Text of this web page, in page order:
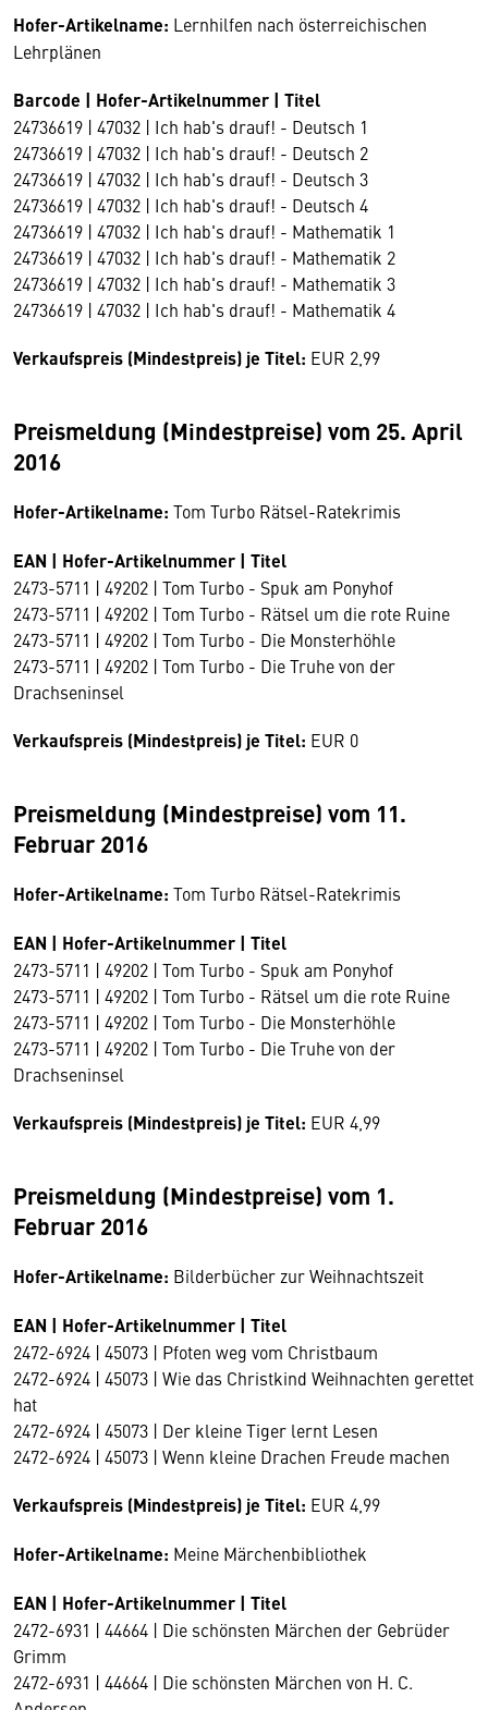
Hofer-Artikelname: Lernhilfen nach österreichischen
Lehrplänen
Barcode | Hofer-Artikelnummer | Titel
24736619 | 47032 | Ich hab's drauf! - Deutsch 1
24736619 | 47032 | Ich hab's drauf! - Deutsch 2
24736619 | 47032 | Ich hab's drauf! - Deutsch 3
24736619 | 47032 | Ich hab's drauf! - Deutsch 4
24736619 | 47032 | Ich hab's drauf! - Mathematik 1
24736619 | 47032 | Ich hab's drauf! - Mathematik 2
24736619 | 47032 | Ich hab's drauf! - Mathematik 3
24736619 | 47032 | Ich hab's drauf! - Mathematik 4
Verkaufspreis (Mindestpreis) je Titel: EUR 2,99
Preismeldung (Mindestpreise) vom 25. April
2016
Hofer-Artikelname: Tom Turbo Rätsel-Ratekrimis
EAN | Hofer-Artikelnummer | Titel
2473-5711 | 49202 | Tom Turbo - Spuk am Ponyhof
2473-5711 | 49202 | Tom Turbo - Rätsel um die rote Ruine
2473-5711 | 49202 | Tom Turbo - Die Monsterhöhle
2473-5711 | 49202 | Tom Turbo - Die Truhe von der
Drachseninsel
Verkaufspreis (Mindestpreis) je Titel: EUR 0
Preismeldung (Mindestpreise) vom 11.
Februar 2016
Hofer-Artikelname: Tom Turbo Rätsel-Ratekrimis
EAN | Hofer-Artikelnummer | Titel
2473-5711 | 49202 | Tom Turbo - Spuk am Ponyhof
2473-5711 | 49202 | Tom Turbo - Rätsel um die rote Ruine
2473-5711 | 49202 | Tom Turbo - Die Monsterhöhle
2473-5711 | 49202 | Tom Turbo - Die Truhe von der
Drachseninsel
Verkaufspreis (Mindestpreis) je Titel: EUR 4,99
Preismeldung (Mindestpreise) vom 1.
Februar 2016
Hofer-Artikelname: Bilderbücher zur Weihnachtszeit
EAN | Hofer-Artikelnummer | Titel
2472-6924 | 45073 | Pfoten weg vom Christbaum
2472-6924 | 45073 | Wie das Christkind Weihnachten gerettet
hat
2472-6924 | 45073 | Der kleine Tiger lernt Lesen
2472-6924 | 45073 | Wenn kleine Drachen Freude machen
Verkaufspreis (Mindestpreis) je Titel: EUR 4,99
Hofer-Artikelname: Meine Märchenbibliothek
EAN | Hofer-Artikelnummer | Titel
2472-6931 | 44664 | Die schönsten Märchen der Gebrüder
Grimm
2472-6931 | 44664 | Die schönsten Märchen von H. C.